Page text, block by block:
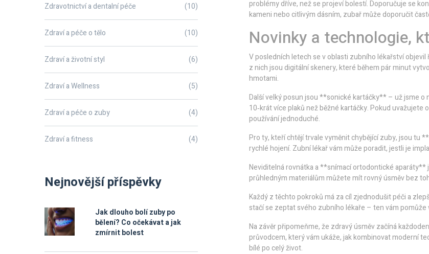
problémy dříve, než se projeví bolestí. Doporučuje se
kameni nebo citlivým dásním, zubař může doporučit
Novinky a technologie,
V posledních letech se v oblasti zubního lékařství
z nich jsou digitální skenery, které během pár minut
hmotami.
Další velký posun jsou **sonické kartáčky** – už jsme
10‑krát více plaků než běžné kartáčky. Pokud
používání jednoduché.
Pro ty, kteří chtějí trvale vyměnit chybějící zuby, jsou tu
rychlé hojení. Zubní lékař vám může poradit, jestli je
Neviditelná rovnátka a **snímací ortodontické
průhledným materiálům můžete mít rovný úsměv bez
Každý z těchto pokroků má za cíl zjednodušit péči a
stačí se zeptat svého zubního lékaře – ten vám
Na závěr připomeňme, že zdravý úsměv začíná
průvodcem, který vám ukáže, jak kombinovat moderní
bílé po celý život.
Zdravotnictví a dentalní péče (10)
Zdraví a péče o tělo (10)
Zdraví a životní styl (6)
Zdraví a Wellness (5)
Zdraví a péče o zuby (4)
Zdraví a fitness (4)
Nejnovější příspěvky
Jak dlouho bolí zuby po
bělení? Co očekávat a jak
zmírnit bolest